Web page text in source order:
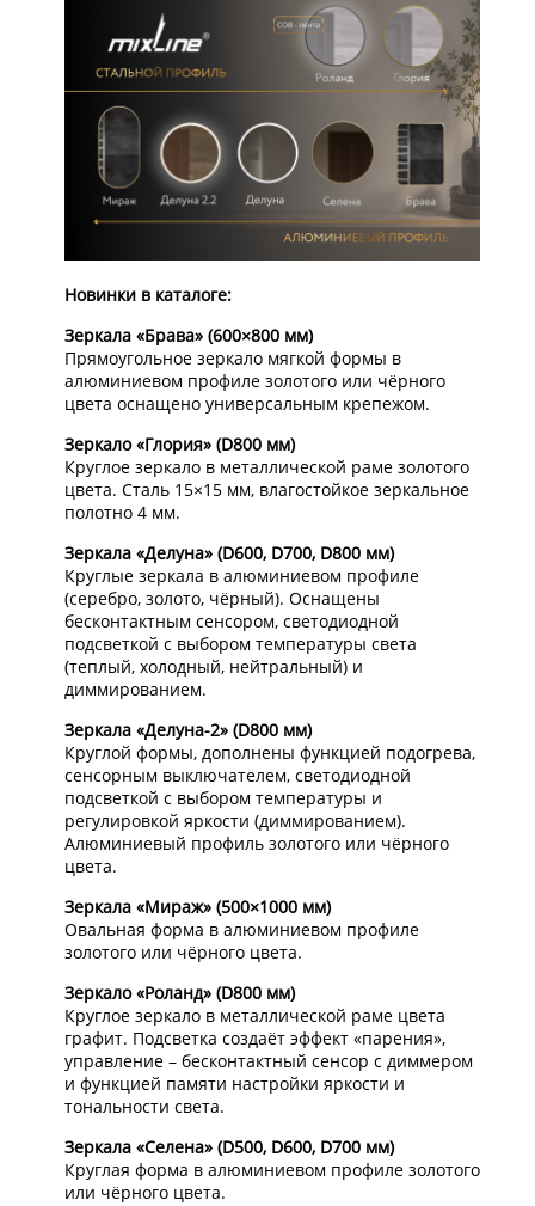
Новинки в каталоге:
Зеркала «Брава» (600×800 мм)
Прямоугольное зеркало мягкой формы в
алюминиевом профиле золотого или чёрного
цвета оснащено универсальным крепежом.
Зеркало «Глория» (D800 мм)
Круглое зеркало в металлической раме золотого
цвета. Сталь 15×15 мм, влагостойкое зеркальное
полотно 4 мм.
Зеркала «Делуна» (D600, D700, D800 мм)
Круглые зеркала в алюминиевом профиле
(серебро, золото, чёрный). Оснащены
бесконтактным сенсором, светодиодной
подсветкой с выбором температуры света
(теплый, холодный, нейтральный) и
диммированием.
Зеркала «Делуна-2» (D800 мм)
Круглой формы, дополнены функцией подогрева,
сенсорным выключателем, светодиодной
подсветкой с выбором температуры и
регулировкой яркости (диммированием).
Алюминиевый профиль золотого или чёрного
цвета.
Зеркала «Мираж» (500×1000 мм)
Овальная форма в алюминиевом профиле
золотого или чёрного цвета.
Зеркало «Роланд» (D800 мм)
Круглое зеркало в металлической раме цвета
графит. Подсветка создаёт эффект «парения»,
управление – бесконтактный сенсор с диммером
и функцией памяти настройки яркости и
тональности света.
Зеркала «Селена» (D500, D600, D700 мм)
Круглая форма в алюминиевом профиле золотого
или чёрного цвета.